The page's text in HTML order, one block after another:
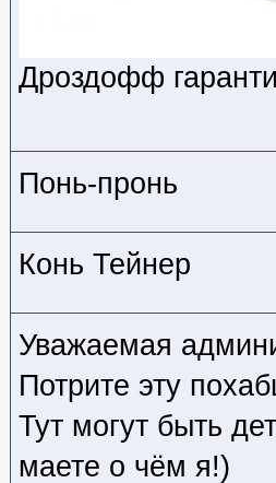
Дроздофф
Понь-пронь
Конь Тейнер
Уважаемая
Потрите эту
Тут могут быть
маете о чём я!)